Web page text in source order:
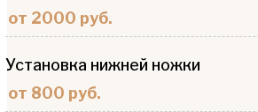
от 2000 руб.
Установка нижней ножки
от 800 руб.